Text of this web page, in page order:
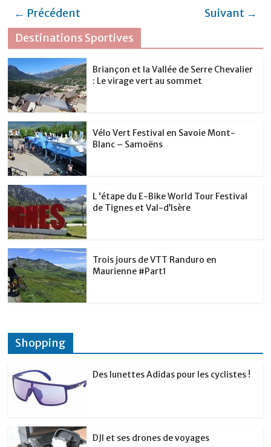
c
e
b
o
o
k
it
te
r
at
s
A
p
p
e
n
g
e
dI
n
er
← Précédent
Suivant →
Destinations Sportives
Briançon et la Vallée de Serre Chevalier
: Le virage vert au sommet
Vélo Vert Festival en Savoie Mont-
Blanc – Samoëns
L ‘étape du E-Bike World Tour Festival
de Tignes et Val-d’Isère
Trois jours de VTT Randuro en
Maurienne #Part1
Shopping
Des lunettes Adidas pour les cyclistes !
DJI et ses drones de voyages